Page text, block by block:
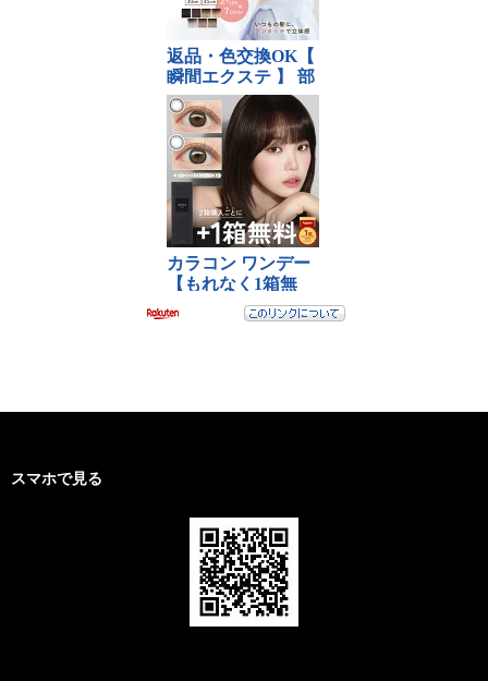
スマホで見る